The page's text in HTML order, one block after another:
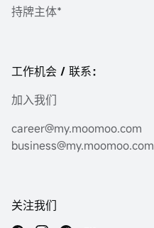
持牌主体*
工作机会 / 联系：
加入我们
career@my.moomoo.com
business@my.moomoo.com
关注我们